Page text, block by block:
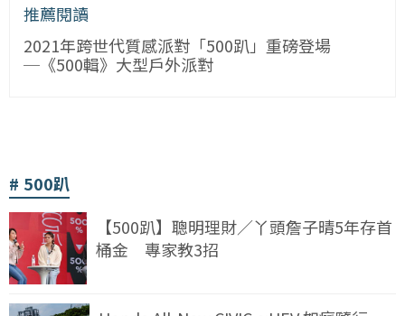
推薦閱讀
2021年跨世代質感派對「500趴」重磅登場
─《500輯》大型戶外派對
500趴
【500趴】聰明理財／丫頭詹子晴5年存首
桶金 專家教3招